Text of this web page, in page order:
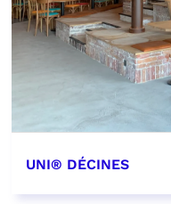
UNI® DÉCINES